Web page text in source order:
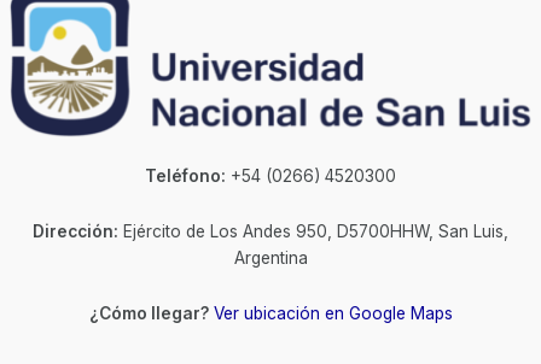
Teléfono: +54 (0266) 4520300
Dirección: Ejército de Los Andes 950, D5700HHW, San Luis,
Argentina
¿Cómo llegar? Ver ubicación en Google Maps